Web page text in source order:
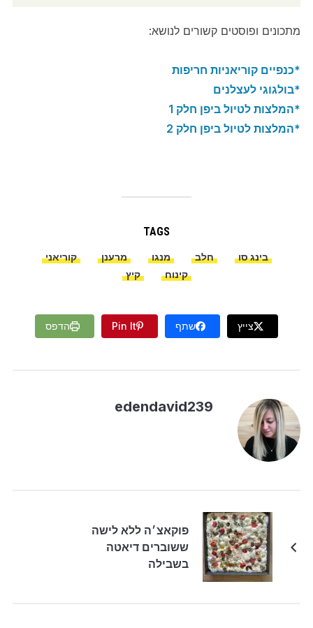
מתכונים ופוסטים קשורים לנושא:
*כנפיים קוריאניות חריפות
*בולגוגי לעצלנים
*המלצות לטיול ביפן חלק 1
*המלצות לטיול ביפן חלק 2
TAGS
בינג סו חלב מנגו מרענן
קוריאני
קינוח
קיץ
צייץ שתף Pin It הדפס
edendavid239
פוקאצ׳ה ללא לישה
ששוברים דיאטה
בשבילה